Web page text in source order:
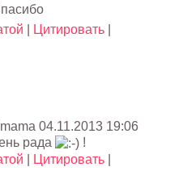
сибо
Цитировать
04.11.2013 19:06
рада
!
Цитировать